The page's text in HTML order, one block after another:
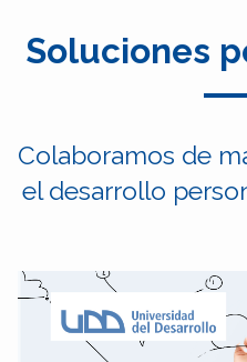
Soluciones
Colaboramos de
el desarrollo